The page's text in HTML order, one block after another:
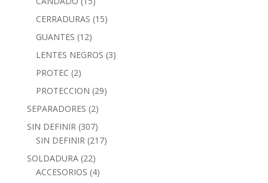
CERRADURAS (15)
GUANTES (12)
LENTES NEGROS (3)
PROTEC (2)
PROTECCION (29)
SEPARADORES (2)
SIN DEFINIR (307)
SIN DEFINIR (217)
SOLDADURA (22)
ACCESORIOS (4)